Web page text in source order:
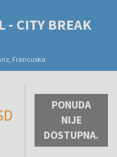
- CITY BREAK
Francuska
PONUDA
NIJE
DOSTUPNA.